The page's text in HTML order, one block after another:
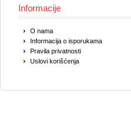
Informacije
O nama
Informacija o isporukama
Pravila privatnosti
Uslovi korišćenja